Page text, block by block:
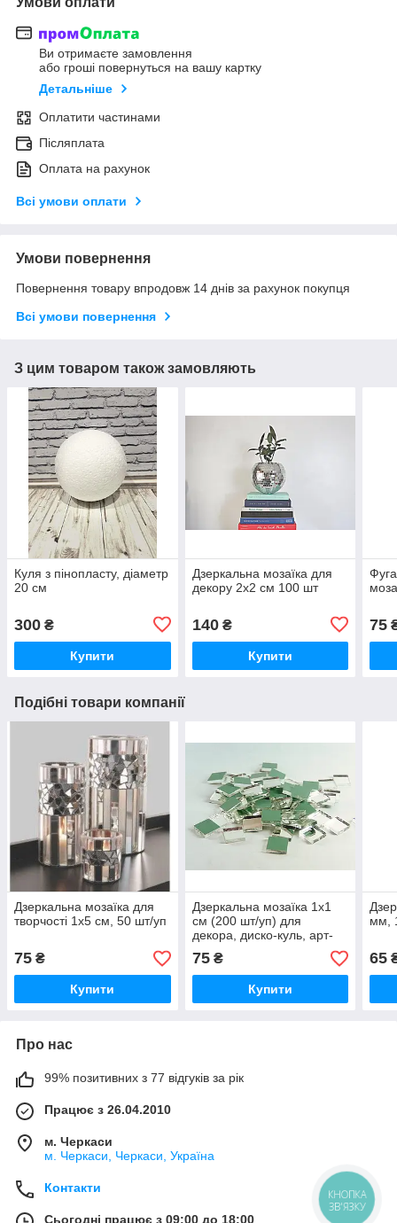
Ви отримаєте замовлення
або гроші повернуться на вашу картку
Детальніше
Оплатити частинами
Післяплата
Оплата на рахунок
Всі умови оплати
Умови повернення
Повернення товару впродовж 14 днів за рахунок покупця
Всі умови повернення
З цим товаром також замовляють
Куля з пінопласту, діаметр
20 см
300 ₴
Купити
Дзеркальна мозаїка для
декору 2х2 см 100 шт
140₴
Купити
75
Подібні товари компанії
Дзеркальна мозаїка для
творчості 1х5 см, 50 шт/уп
75 ₴
Купити
Дзеркальна мозаїка 1х1
см (200 шт/уп) для
декора, диско-куль, арт-
проектів
75₴
Купити
мм,
65
Про нас
99% позитивних з 77 відгуків за рік
Працює з 26.04.2010
м. Черкаси
м. Черкаси, Черкаси, Україна
Контакти
Сьогодні працює з 09:00 до 18:00
КНОПКА
ЗВ'ЯЗКУ